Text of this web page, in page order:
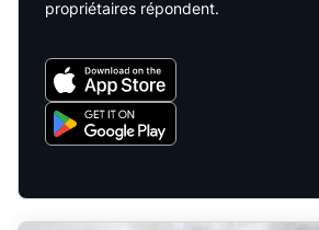
propriétaires répondent.